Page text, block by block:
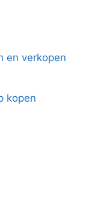
en verkopen
kopen